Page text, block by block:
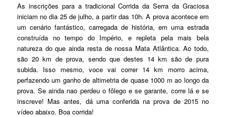
As inscrições para a tradicional Corrida da Serra da Graciosa
iniciam no dia 25 de julho, a partir das 10h. A prova acontece em
um cenário fantástico, carregada de história, em uma estrada
construída no tempo do Império, e repleta pela mais bela
natureza do que ainda resta de nossa Mata Atlântica. Ao todo,
são 20 km de prova, sendo que destes 14 km são de pura
subida. Isso mesmo, voce vai correr 14 km morro acima,
perfazendo um ganho de altimetria de quase 1000 m ao longo da
prova. Se ainda nao perdeu o fôlego e se garante, corre lá e se
inscreve! Mas antes, dá uma conferida na prova de 2015 no
vídeo abaixo. Boa corrida!